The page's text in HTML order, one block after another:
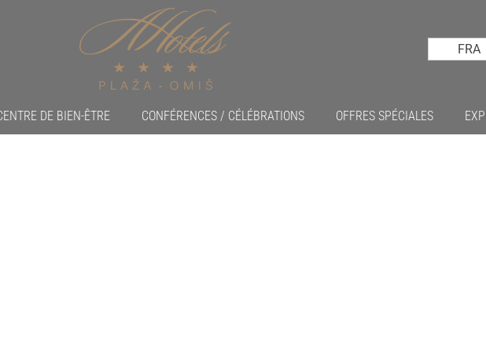
FRA
DE BIEN-ÊTRE CONFÉRENCES / CÉLÉBRATIONS OFFRES SPÉCIALES